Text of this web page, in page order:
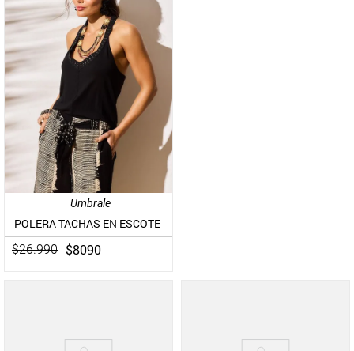
Umbrale
POLERA TACHAS EN ESCOTE
$26.990 $8090